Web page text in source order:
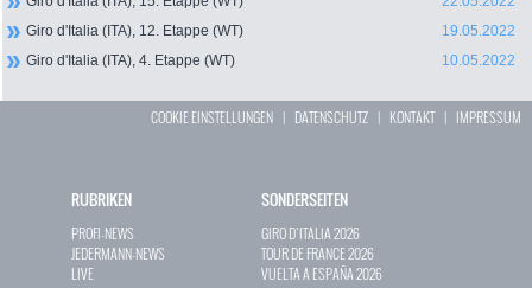
Giro d'Italia (ITA), 12. Etappe (WT)
19.05.2022
Giro d'Italia (ITA), 4. Etappe (WT)
10.05.2022
COOKIE EINSTELLUNGEN | DATENSCHUTZ | KONTAKT| IMPRESSUM
RUBRIKEN
PROFI-NEWS
JEDERMANN-NEWS
LIVE
SONDERSEITEN
GIRO D`ITALIA 2026
TOUR DE FRANCE 2026
VUELTA A ESPAÑA 2026